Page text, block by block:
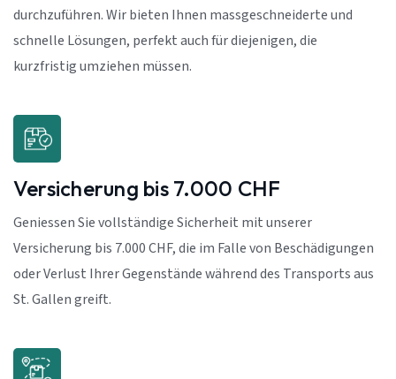
durchzuführen. Wir bieten Ihnen massgeschneiderte und
schnelle Lösungen, perfekt auch für diejenigen, die
kurzfristig umziehen müssen.
Versicherung bis 7.000 CHF
Geniessen Sie vollständige Sicherheit mit unserer
Versicherung bis 7.000 CHF, die im Falle von Beschädigungen
oder Verlust Ihrer Gegenstände während des Transports aus
St. Gallen greift.